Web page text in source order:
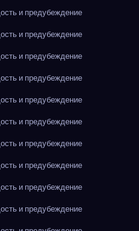
и предубеждение
и предубеждение
и предубеждение
и предубеждение
и предубеждение
и предубеждение
и предубеждение
и предубеждение
и предубеждение
и предубеждение